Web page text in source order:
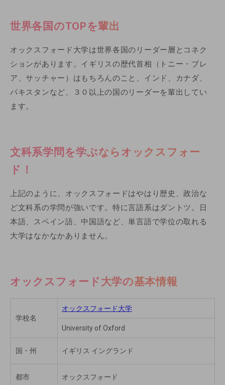
世界各国のTOPを輩出
オックスフォード大学は世界各国のリーダー層とコネク
ションがあります。イギリスの歴代首相（トニー・ブレ
ア、サッチャー）はもちろんのこと、インド、カナダ、
パキスタンなど、３０以上の国のリーダーを輩出してい
ます。
文科系学問を学ぶならオックスフォー
ド！
上記のように、オックスフォードはやはり歴史、政治な
ど文科系の学問が強いです。特に言語系はダントツ。日
本語、スペイン語、中国語など、単言語で学位の取れる
大学はなかなかありません。
オックスフォード大学の基本情報
学校名
オックスフォード大学
University of Oxford
国・州 イギリス イングランド
都市 オックスフォード